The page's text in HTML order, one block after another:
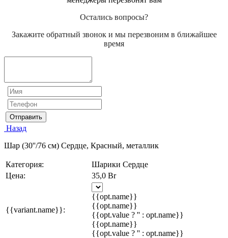
Остались вопросы?
Закажите обратный звонок и мы перезвоним в ближайшее
время
Отправить
Назад
Шар (30''/76 см) Сердце, Красный, металлик
Категория:
Шарики Сердце
Цена:
35,0 Br
{{variant.name}}:
{{opt.name}}
{{opt.name}}
{{opt.value ? '' : opt.name}}
{{opt.name}}
{{opt.value ? '' : opt.name}}